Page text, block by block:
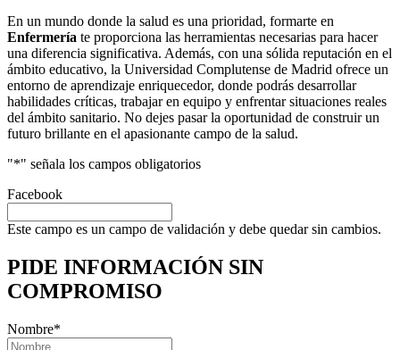
En un mundo donde la salud es una prioridad, formarte en
Enfermería te proporciona las herramientas necesarias para hacer
una diferencia significativa. Además, con una sólida reputación en el
ámbito educativo, la Universidad Complutense de Madrid ofrece un
entorno de aprendizaje enriquecedor, donde podrás desarrollar
habilidades críticas, trabajar en equipo y enfrentar situaciones reales
del ámbito sanitario. No dejes pasar la oportunidad de construir un
futuro brillante en el apasionante campo de la salud.
"*" señala los campos obligatorios
Facebook
Este campo es un campo de validación y debe quedar sin cambios.
PIDE INFORMACIÓN SIN
COMPROMISO
Nombre*